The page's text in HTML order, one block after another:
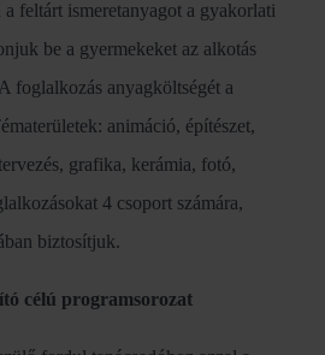
a feltárt ismeretanyagot a gyakorlati
be a gyermekeket az alkotás
foglalkozás anyagköltségét a
animáció, építészet,
grafika, kerámia, fotó,
4 csoport számára,
biztosítjuk.
célú programsorozat